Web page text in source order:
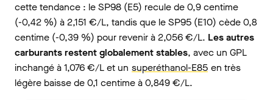
cette tendance : le SP98 (E5) recule de 0,9 centime
(-0,42 %) à 2,151 €/L, tandis que le SP95 (E10) cède 0,8
centime (-0,39 %) pour revenir à 2,056 €/L. Les autres
carburants restent globalement stables, avec un GPL
inchangé à 1,076 €/L et un superéthanol-E85 en très
légère baisse de 0,1 centime à 0,849 €/L.